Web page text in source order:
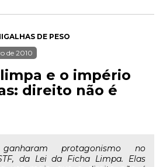
DE PESO
de 2010
e o império
direito não é
protagonismo no
da Lei da Ficha Limpa. Elas